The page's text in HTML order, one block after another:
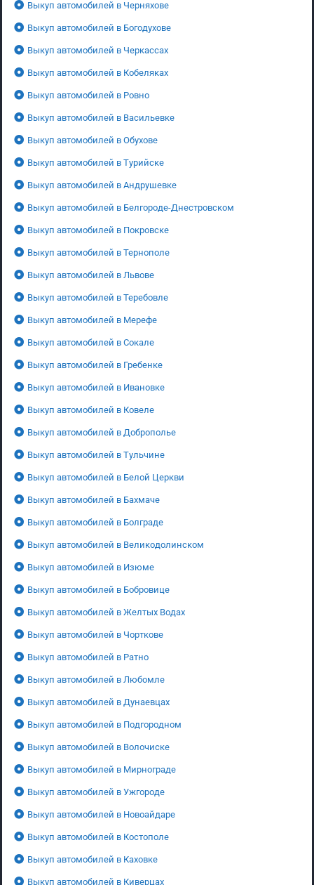
Выкуп автомобилей в Черняхове
Выкуп автомобилей в Богодухове
Выкуп автомобилей в Черкассах
Выкуп автомобилей в Кобеляках
Выкуп автомобилей в Ровно
Выкуп автомобилей в Васильевке
Выкуп автомобилей в Обухове
Выкуп автомобилей в Турийске
Выкуп автомобилей в Андрушевке
Выкуп автомобилей в Белгороде-Днестровском
Выкуп автомобилей в Покровске
Выкуп автомобилей в Тернополе
Выкуп автомобилей в Львове
Выкуп автомобилей в Теребовле
Выкуп автомобилей в Мерефе
Выкуп автомобилей в Сокале
Выкуп автомобилей в Гребенке
Выкуп автомобилей в Ивановке
Выкуп автомобилей в Ковеле
Выкуп автомобилей в Доброполье
Выкуп автомобилей в Тульчине
Выкуп автомобилей в Белой Церкви
Выкуп автомобилей в Бахмаче
Выкуп автомобилей в Болграде
Выкуп автомобилей в Великодолинском
Выкуп автомобилей в Изюме
Выкуп автомобилей в Бобровице
Выкуп автомобилей в Желтых Водах
Выкуп автомобилей в Чорткове
Выкуп автомобилей в Ратно
Выкуп автомобилей в Любомле
Выкуп автомобилей в Дунаевцах
Выкуп автомобилей в Подгородном
Выкуп автомобилей в Волочиске
Выкуп автомобилей в Мирнограде
Выкуп автомобилей в Ужгороде
Выкуп автомобилей в Новоайдаре
Выкуп автомобилей в Костополе
Выкуп автомобилей в Каховке
Выкуп автомобилей в Киверцах